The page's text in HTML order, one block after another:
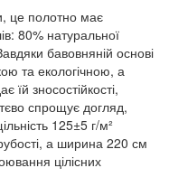
це полотно має
80% натуральної
бавовняній основі
та екологічною, а
їй зносостійкості,
спрощує догляд,
125±5 г/м²
а ширина 220 см
цілісних